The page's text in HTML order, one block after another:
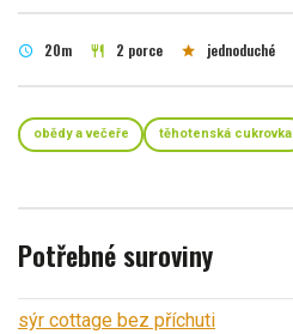
schedule 20m restaurant 2 porce star jednoduché
obědy a večeře těhotenská cukrovka
Potřebné suroviny
sýr cottage bez příchuti